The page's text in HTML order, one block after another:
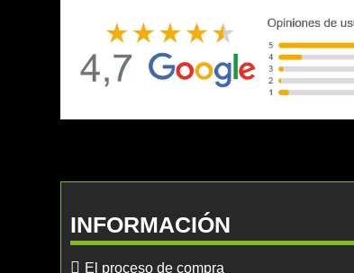
INFORMACIÓN
El proceso de compra